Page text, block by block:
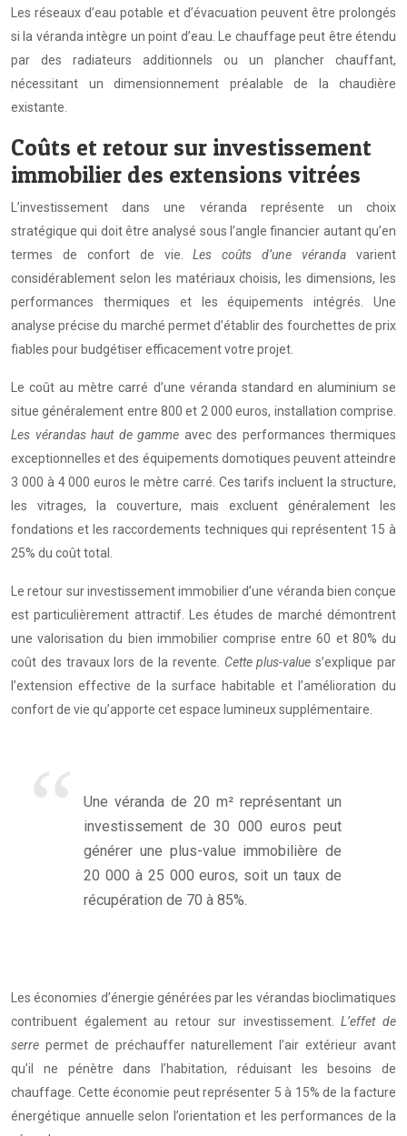
Les réseaux d’eau potable et d’évacuation peuvent être prolongés
si la véranda intègre un point d’eau. Le chauffage peut être étendu
par des radiateurs additionnels ou un plancher chauffant,
nécessitant un dimensionnement préalable de la chaudière
existante.
Coûts et retour sur investissement
immobilier des extensions vitrées
L’investissement dans une véranda représente un choix
stratégique qui doit être analysé sous l’angle financier autant qu’en
termes de confort de vie.Les coûts d’une vérandavarient
considérablement selon les matériaux choisis, les dimensions, les
performances thermiques et les équipements intégrés. Une
analyse précise du marché permet d’établir des fourchettes de prix
fiables pour budgétiser efficacement votre projet.
Le coût au mètre carré d’une véranda standard en aluminium se
situe généralement entre 800 et 2 000 euros, installation comprise.
Les vérandas haut de gamme avec des performances thermiques
exceptionnelles et des équipements domotiques peuvent atteindre
3 000 à 4 000 euros le mètre carré. Ces tarifs incluent la structure,
les vitrages, la couverture, mais excluent généralement les
fondations et les raccordements techniques qui représentent 15 à
25% du coût total.
Le retour sur investissement immobilier d’une véranda bien conçue
est particulièrement attractif. Les études de marché démontrent
une valorisation du bien immobilier comprise entre 60 et 80% du
coût des travaux lors de la revente. Cette plus-values’explique par
l’extension effective de la surface habitable et l’amélioration du
confort de vie qu’apporte cet espace lumineux supplémentaire.
Une véranda de 20 m² représentant un
investissement de 30 000 euros peut
générer une plus-value immobilière de
20 000 à 25 000 euros, soit un taux de
récupération de 70 à 85%.
Les économies d’énergie générées par les vérandas bioclimatiques
contribuent également au retour sur investissement.L’effet de
serre permet de préchauffer naturellement l’air extérieur avant
qu’il ne pénètre dans l’habitation, réduisant les besoins de
chauffage. Cette économie peut représenter 5 à 15% de la facture
énergétique annuelle selon l’orientation et les performances de la